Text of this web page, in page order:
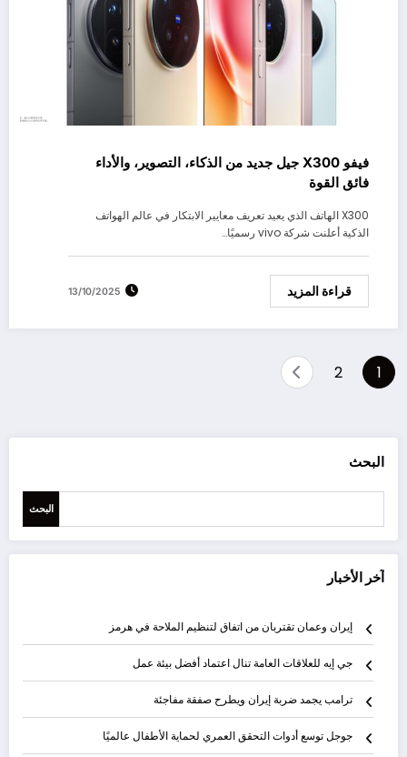
فيفو X300 جيل جديد من الذكاء، التصوير، والأداء
فائق القوة
X300 الهاتف الذي يعيد تعريف معايير الابتكار في عالم الهواتف
الذكية أعلنت شركة vivo رسميًا…
قراءة المزيد 13/10/2025
Posts
1
2
البحث
البحث
آخر الأخبار
إيران وعمان تقتربان من اتفاق لتنظيم الملاحة في هرمز
جي إيه للعلاقات العامة تنال اعتماد أفضل بيئة عمل
ترامب يجمد ضربة إيران ويطرح صفقة مفاجئة
جوجل توسع أدوات التحقق العمري لحماية الأطفال عالميًا